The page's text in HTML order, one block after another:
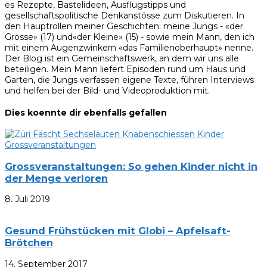
es Rezepte, Bastelideen, Ausflugstipps und
gesellschaftspolitische Denkanstösse zum Diskutieren. In
den Hauptrollen meiner Geschichten: meine Jungs - «der
Grosse» (17) und«der Kleine» (15) - sowie mein Mann, den ich
mit einem Augenzwinkern «das Familienoberhaupt» nenne.
Der Blog ist ein Gemeinschaftswerk, an dem wir uns alle
beteiligen. Mein Mann liefert Episoden rund um Haus und
Garten, die Jungs verfassen eigene Texte, führen Interviews
und helfen bei der Bild- und Videoproduktion mit.
Dies koennte dir ebenfalls gefallen
Grossveranstaltungen: So gehen Kinder nicht in
der Menge verloren
8. Juli 2019
Gesund Frühstücken mit Globi – Apfelsaft-
Brötchen
14. September 2017